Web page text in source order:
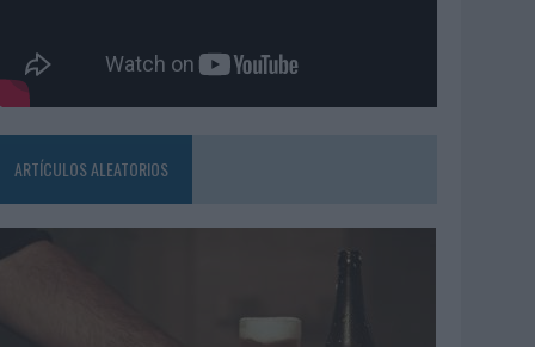
ARTÍCULOS ALEATORIOS